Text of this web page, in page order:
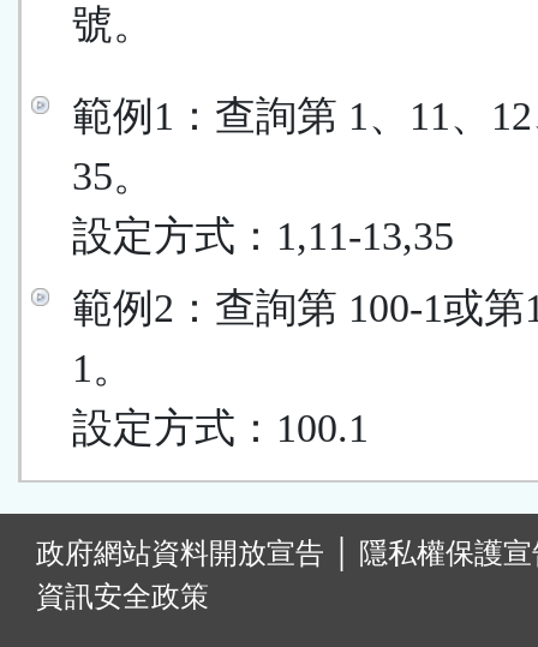
號。
範例1：查詢第 1、11、
35。
設定方式：1,11-13,35
範例2：查詢第 100-1或第
1。
設定方式：100.1
政府網站資料開放宣告
隱私權保護
資訊安全政策